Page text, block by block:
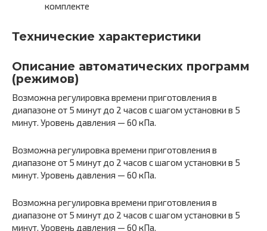
комплекте
Технические характеристики
Описание автоматических программ
(режимов)
Возможна регулировка времени приготовления в
диапазоне от 5 минут до 2 часов с шагом установки в 5
минут. Уровень давления — 60 кПа.
Возможна регулировка времени приготовления в
диапазоне от 5 минут до 2 часов с шагом установки в 5
минут. Уровень давления — 60 кПа.
Возможна регулировка времени приготовления в
диапазоне от 5 минут до 2 часов с шагом установки в 5
минут. Уровень давления — 60 кПа.